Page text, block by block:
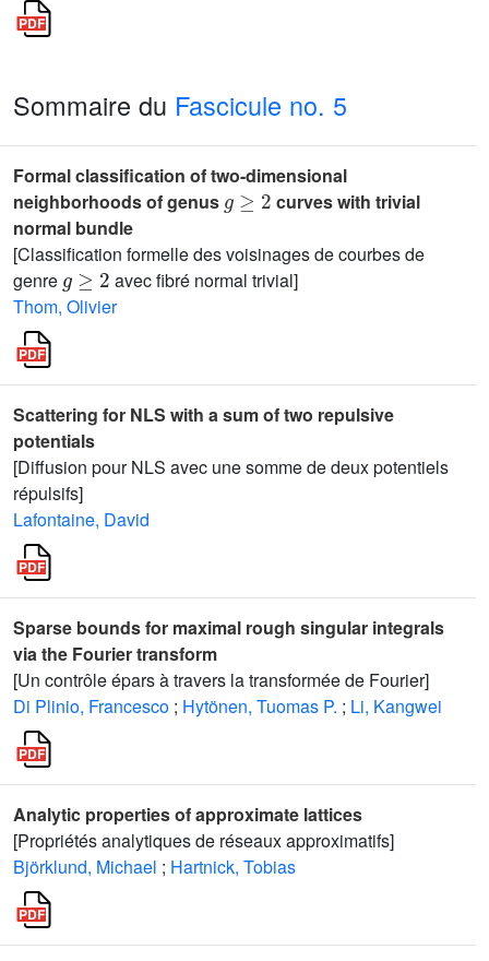
Sommaire du Fascicule no. 5
Formal classification of two-dimensional
neighborhoods of genus
g≥2
curves with trivial
normal bundle
[Classification formelle des voisinages de courbes de
genre
g≥2
avec fibré normal trivial]
Thom, Olivier
Scattering for NLS with a sum of two repulsive
potentials
[Diffusion pour NLS avec une somme de deux potentiels
répulsifs]
Lafontaine, David
Sparse bounds for maximal rough singular integrals
via the Fourier transform
[Un contrôle épars à travers la transformée de Fourier]
Di Plinio, Francesco ; Hytönen, Tuomas P. ; Li, Kangwei
Analytic properties of approximate lattices
[Propriétés analytiques de réseaux approximatifs]
Björklund, Michael ; Hartnick, Tobias